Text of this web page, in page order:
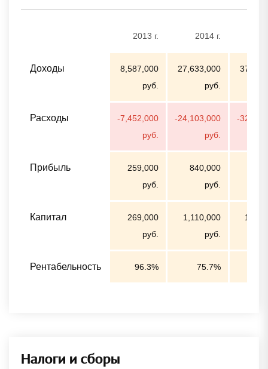
2013 г. 2014 г.
Доходы
8,587,000
руб.
27,633,000
руб.
Расходы
-7,452,000
руб.
-24,103,000
руб.
-
Прибыль
259,000
руб.
840,000
руб.
Капитал
269,000
руб.
1,110,000
руб.
Рентабельность 96.3% 75.7%
Налоги и сборы